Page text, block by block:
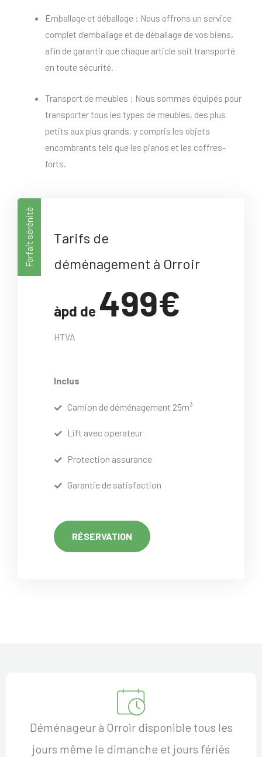
Emballage et déballage : Nous offrons un service
complet d’emballage et de déballage de vos biens,
afin de garantir que chaque article soit transporté
en toute sécurité.
Transport de meubles : Nous sommes équipés pour
transporter tous les types de meubles, des plus
petits aux plus grands, y compris les objets
encombrants tels que les pianos et les coffres-
forts.
Forfait sérénité
Tarifs de
déménagement à Orroir
àpd de 499€
HTVA
Inclus
Camion de déménagement 25m³
Lift avec operateur
Protection assurance
Garantie de satisfaction
RÉSERVATION
Déménageur à Orroir disponible tous les
jours même le dimanche et jours fériés